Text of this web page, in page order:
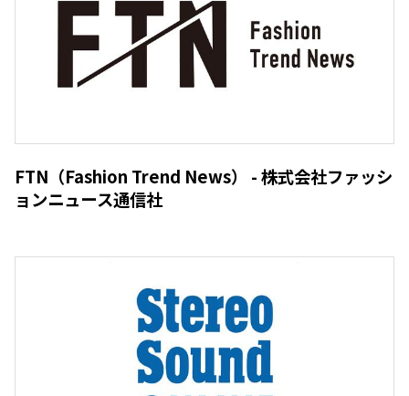
FTN（Fashion Trend News） - 株式会社ファッシ
ョンニュース通信社